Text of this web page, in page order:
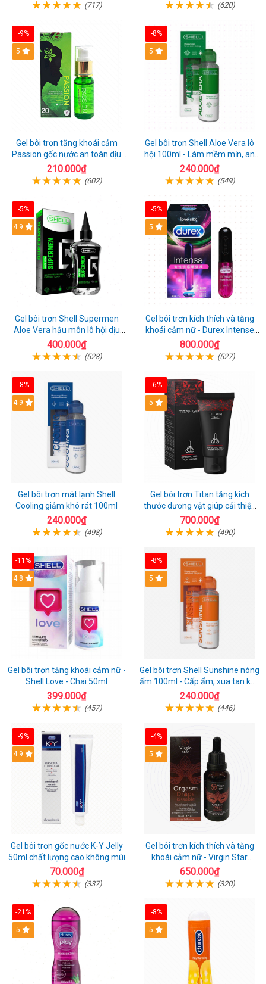
(717) (620)
-9%
Hot
5
Gel bôi trơn tăng khoái cảm
Passion gốc nước an toàn dịu
nhẹ
210.000₫
(602)
-8%
Hot
5
Gel bôi trơn Shell Aloe Vera lô
hội 100ml - Làm mềm mịn, an
toàn dịu nhẹ
240.000₫
(549)
-5%
Hot
4.9
Gel bôi trơn Shell Supermen
Aloe Vera hậu môn lô hội dịu
nhẹ 90ml
400.000₫
(528)
-5%
Hot
5
Gel bôi trơn kích thích và tăng
khoái cảm nữ - Durex Intense
Orgasmic - Chai 10ml
800.000₫
(527)
-8%
Hot
4.9
Gel bôi trơn mát lạnh Shell
Cooling giảm khô rát 100ml
240.000₫
(498)
-6%
Hot
5
Gel bôi trơn Titan tăng kích
thước dương vật giúp cải thiện
sinh lý 50ml
700.000₫
(490)
-11%
Hot
4.8
Gel bôi trơn tăng khoái cảm nữ -
Shell Love - Chai 50ml
399.000₫
(457)
-8%
Hot
5
Gel bôi trơn Shell Sunshine nóng
ấm 100ml - Cấp ẩm, xua tan khô
hạn nhanh
240.000₫
(446)
-9%
Hot
4.9
Gel bôi trơn gốc nước K-Y Jelly
50ml chất lượng cao không mùi
70.000₫
(337)
-4%
Hot
5
Gel bôi trơn kích thích và tăng
khoái cảm nữ - Virgin Star
Orgasm Drops Kissable - Chai
30ml
650.000₫
(320)
-21%
Hot
5
-8%
Hot
5